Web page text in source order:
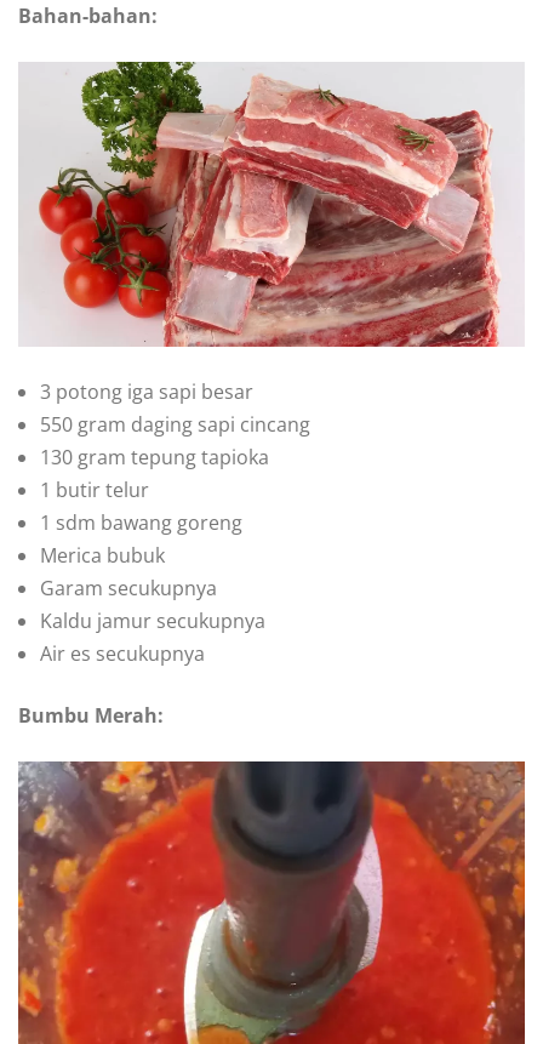
Bahan-bahan:
3 potong iga sapi besar
550 gram daging sapi cincang
130 gram tepung tapioka
1 butir telur
1 sdm bawang goreng
Merica bubuk
Garam secukupnya
Kaldu jamur secukupnya
Air es secukupnya
Bumbu Merah: